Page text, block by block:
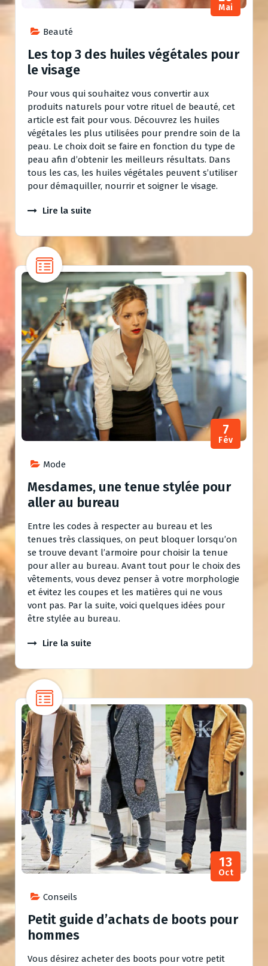
Beauté
Mai
Les top 3 des huiles végétales pour
le visage
Pour vous qui souhaitez vous convertir aux
produits naturels pour votre rituel de beauté, cet
article est fait pour vous. Découvrez les huiles
végétales les plus utilisées pour prendre soin de la
peau. Le choix doit se faire en fonction du type de
peau afin d’obtenir les meilleurs résultats. Dans
tous les cas, les huiles végétales peuvent s’utiliser
pour démaquiller, nourrir et soigner le visage.
Lire la suite
Mode
7
Fév
Mesdames, une tenue stylée pour
aller au bureau
Entre les codes à respecter au bureau et les
tenues très classiques, on peut bloquer lorsqu’on
se trouve devant l’armoire pour choisir la tenue
pour aller au bureau. Avant tout pour le choix des
vêtements, vous devez penser à votre morphologie
et évitez les coupes et les matières qui ne vous
vont pas. Par la suite, voici quelques idées pour
être stylée au bureau.
Lire la suite
Conseils
13
Oct
Petit guide d’achats de boots pour
hommes
Vous désirez acheter des boots pour votre petit